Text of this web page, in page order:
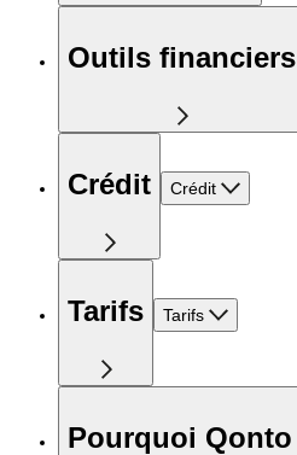
Outils financiers
Crédit Crédit
Tarifs Tarifs
Pourquoi Qonto